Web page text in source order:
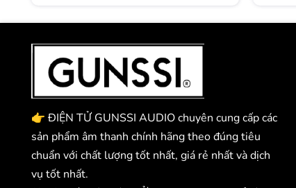
👉 ĐIỆN TỬ GUNSSI AUDIO chuyên cung cấp các
sản phẩm âm thanh chính hãng theo đúng tiêu
chuẩn với chất lượng tốt nhất, giá rẻ nhất và dịch
vụ tốt nhất.